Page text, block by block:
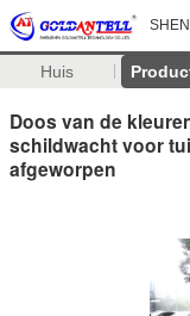
Huis
Doos van de
schildwacht voor
afgeworpen